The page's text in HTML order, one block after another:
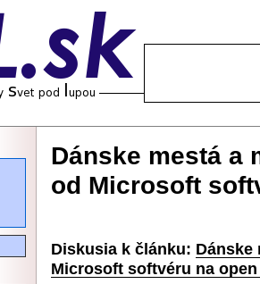
Dánske mestá a
od Microsoft
Diskusia k článku: Dánske
Microsoft softvéru na